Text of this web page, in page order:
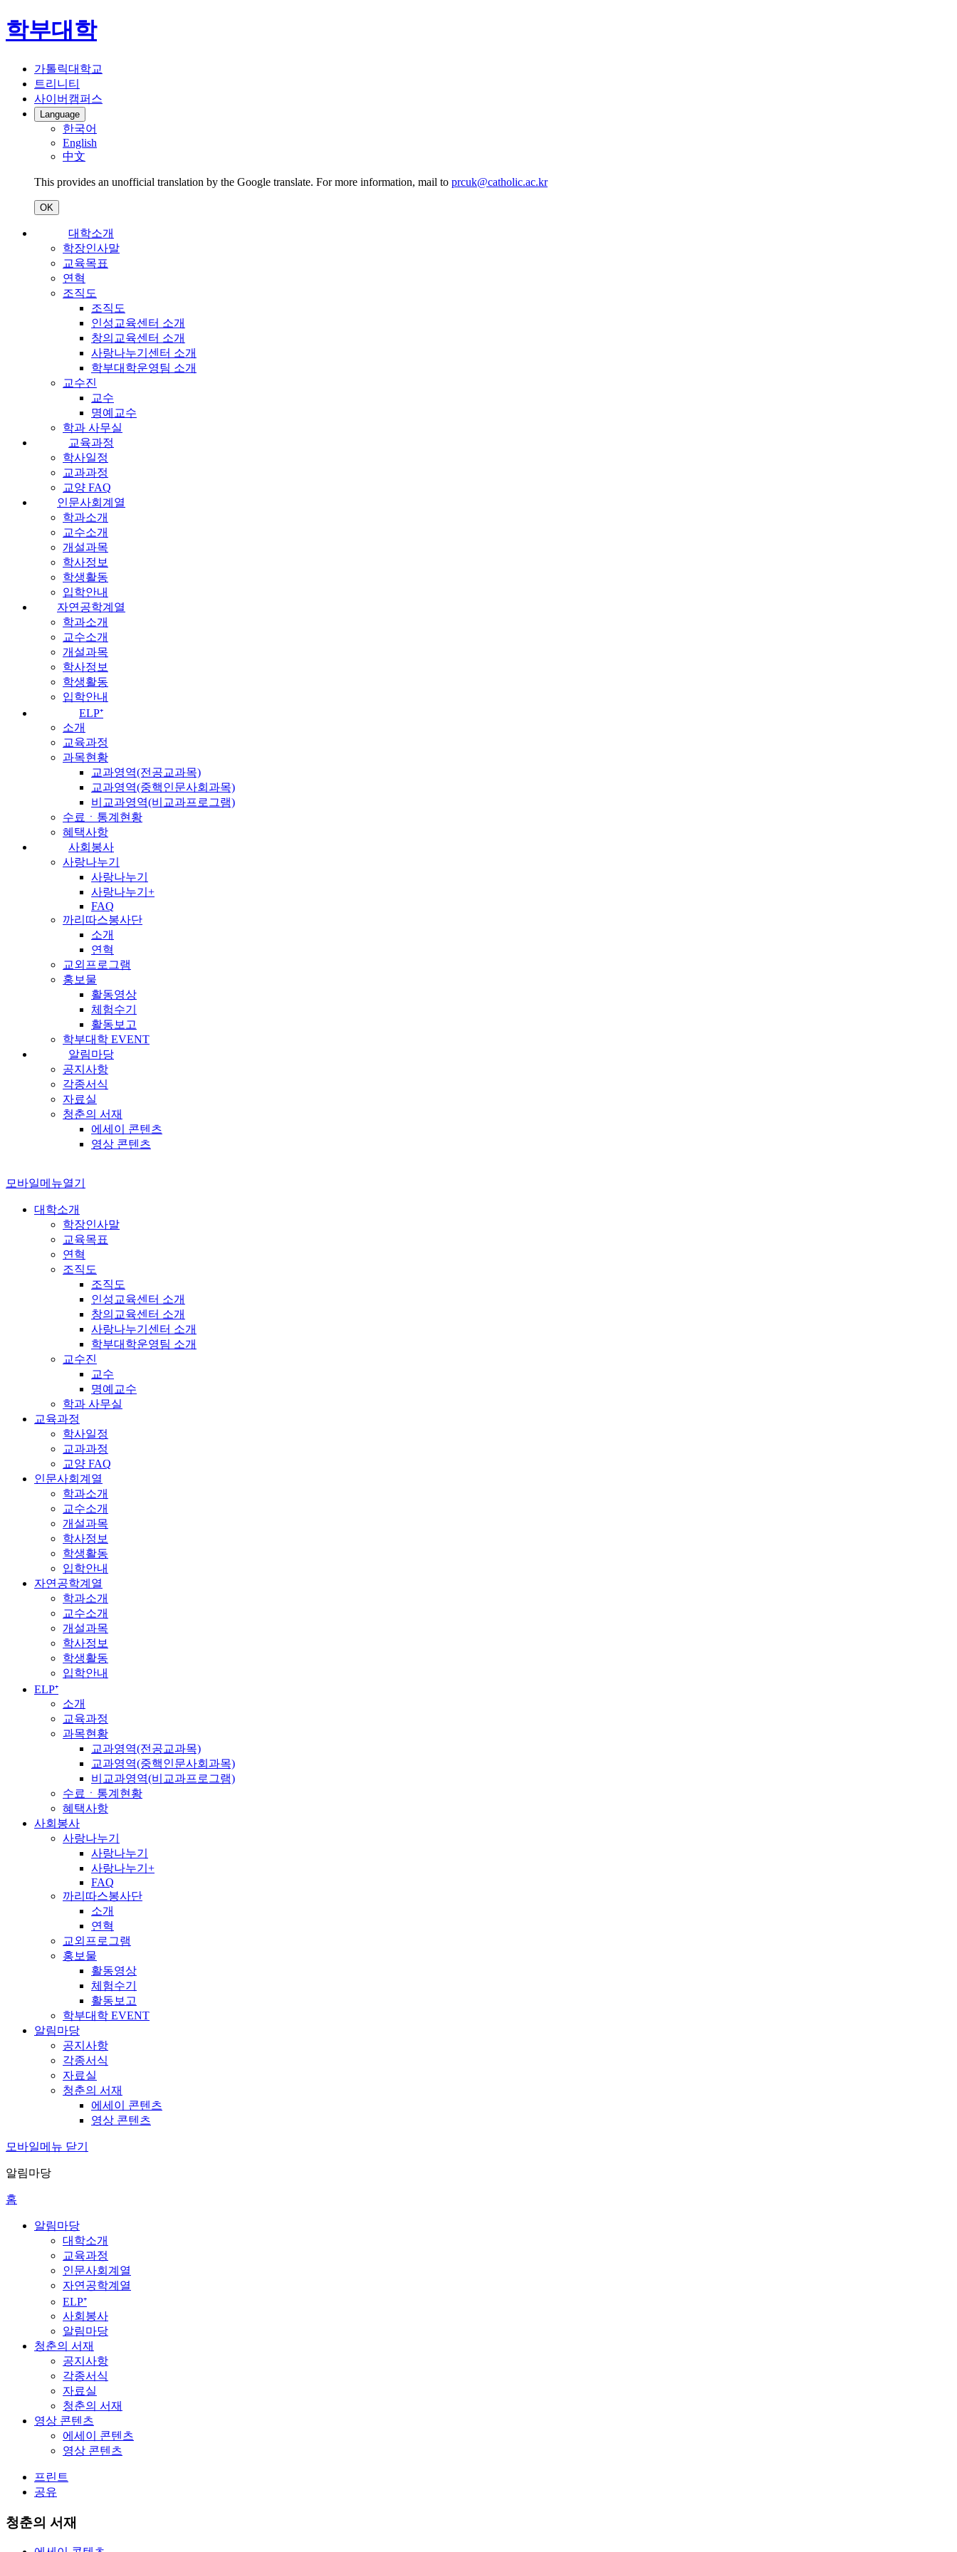
학부대학
가톨릭대학교
트리니티
사이버캠퍼스
Language
한국어
English
中文
This provides an unofficial translation by the Google translate. For more information, mail to prcuk@catholic.ac.kr
OK
대학소개
학장인사말
교육목표
연혁
조직도
조직도
인성교육센터 소개
창의교육센터 소개
사랑나누기센터 소개
학부대학운영팀 소개
교수진
교수
명예교수
학과 사무실
교육과정
학사일정
교과과정
교양 FAQ
인문사회계열
학과소개
교수소개
개설과목
학사정보
학생활동
입학안내
자연공학계열
학과소개
교수소개
개설과목
학사정보
학생활동
입학안내
ELP⁺
소개
교육과정
과목현황
교과영역(전공교과목)
교과영역(중핵인문사회과목)
비교과영역(비교과프로그램)
수료ㆍ통계현황
혜택사항
사회봉사
사랑나누기
사랑나누기
사랑나누기+
FAQ
까리따스봉사단
소개
연혁
교외프로그램
홍보물
활동영상
체험수기
활동보고
학부대학 EVENT
알림마당
공지사항
각종서식
자료실
청춘의 서재
에세이 콘텐츠
영상 콘텐츠
모바일메뉴열기
대학소개
학장인사말
교육목표
연혁
조직도
조직도
인성교육센터 소개
창의교육센터 소개
사랑나누기센터 소개
학부대학운영팀 소개
교수진
교수
명예교수
학과 사무실
교육과정
학사일정
교과과정
교양 FAQ
인문사회계열
학과소개
교수소개
개설과목
학사정보
학생활동
입학안내
자연공학계열
학과소개
교수소개
개설과목
학사정보
학생활동
입학안내
ELP⁺
소개
교육과정
과목현황
교과영역(전공교과목)
교과영역(중핵인문사회과목)
비교과영역(비교과프로그램)
수료ㆍ통계현황
혜택사항
사회봉사
사랑나누기
사랑나누기
사랑나누기+
FAQ
까리따스봉사단
소개
연혁
교외프로그램
홍보물
활동영상
체험수기
활동보고
학부대학 EVENT
알림마당
공지사항
각종서식
자료실
청춘의 서재
에세이 콘텐츠
영상 콘텐츠
모바일메뉴 닫기
알림마당
홈
알림마당
대학소개
교육과정
인문사회계열
자연공학계열
ELP⁺
사회봉사
알림마당
청춘의 서재
공지사항
각종서식
자료실
청춘의 서재
영상 콘텐츠
에세이 콘텐츠
영상 콘텐츠
프린트
공유
청춘의 서재